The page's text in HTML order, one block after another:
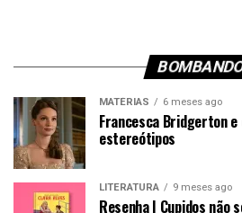
MATÉRIAS 6 meses ago
Francesca Bridgerton
estereótipos
LITERATURA 9 meses ago
Resenha | Cupidos não